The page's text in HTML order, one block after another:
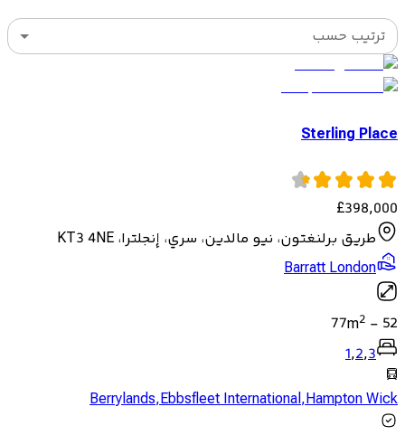
ترتيب حسب
Sterling Place
£398,000
طريق برلنغتون، نيو مالدين، سري، إنجلترا، KT3 4NE
Barratt London
52
-
77m2
1,2,3
Berrylands,Ebbsfleet International,Hampton Wick